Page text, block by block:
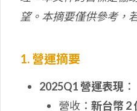
望。本摘要僅供參考，
1. 營運摘要
2025Q1 營運表現 ：
營收： 新台幣 2